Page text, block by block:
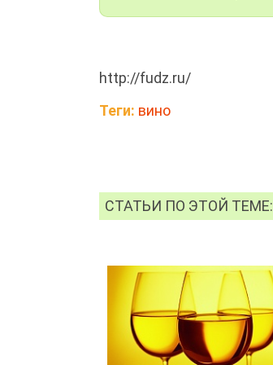
http://fudz.ru/
Теги: вино
СТАТЬИ ПО ЭТОЙ ТЕМЕ: